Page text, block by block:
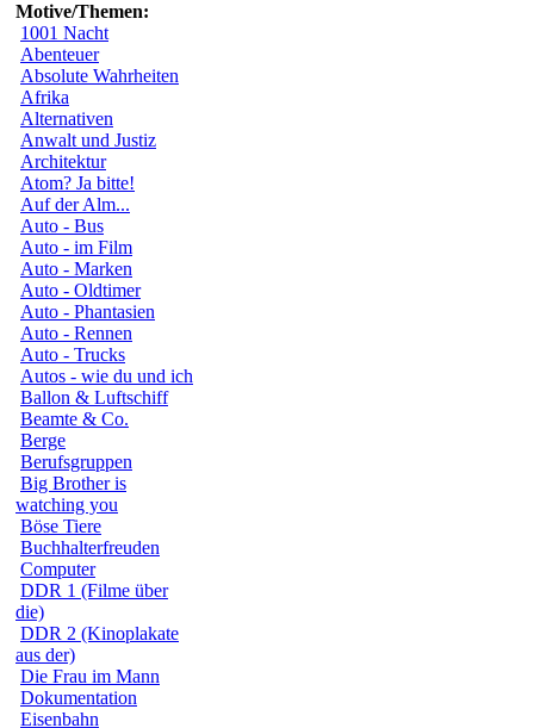
Motive/Themen:
1001 Nacht
Abenteuer
Absolute Wahrheiten
Afrika
Alternativen
Anwalt und Justiz
Architektur
Atom? Ja bitte!
Auf der Alm...
Auto - Bus
Auto - im Film
Auto - Marken
Auto - Oldtimer
Auto - Phantasien
Auto - Rennen
Auto - Trucks
Autos - wie du und ich
Ballon & Luftschiff
Beamte & Co.
Berge
Berufsgruppen
Big Brother is
watching you
Böse Tiere
Buchhalterfreuden
Computer
DDR 1 (Filme über
die)
DDR 2 (Kinoplakate
aus der)
Die Frau im Mann
Dokumentation
Eisenbahn